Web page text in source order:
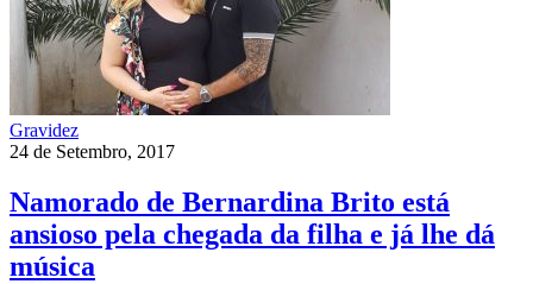
Gravidez
24 de Setembro, 2017
Namorado de Bernardina Brito está
ansioso pela chegada da filha e já lhe dá
música